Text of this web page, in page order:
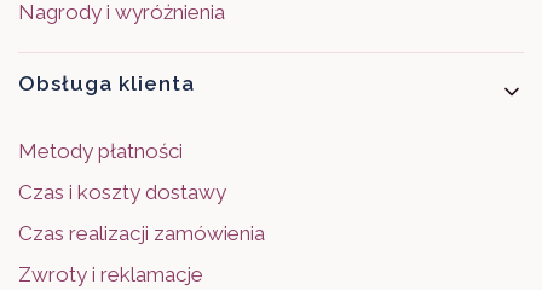
Nagrody i wyróżnienia
Obsługa klienta
Metody płatności
Czas i koszty dostawy
Czas realizacji zamówienia
Zwroty i reklamacje